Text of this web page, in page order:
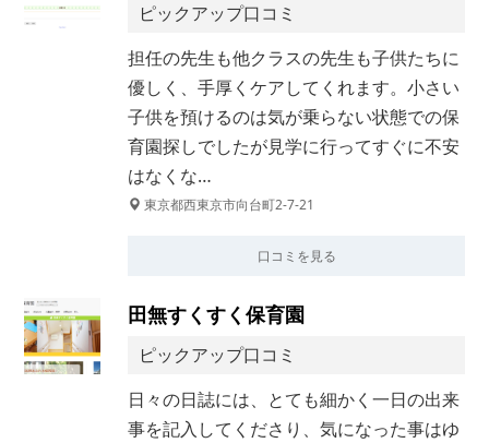
ピックアップ口コミ
担任の先生も他クラスの先生も子供たちに
優しく、手厚くケアしてくれます。小さい
子供を預けるのは気が乗らない状態での保
育園探しでしたが見学に行ってすぐに不安
はなくな…
東京都西東京市向台町2-7-21
口コミを見る
田無すくすく保育園
ピックアップ口コミ
日々の日誌には、とても細かく一日の出来
事を記入してくださり、気になった事はゆ